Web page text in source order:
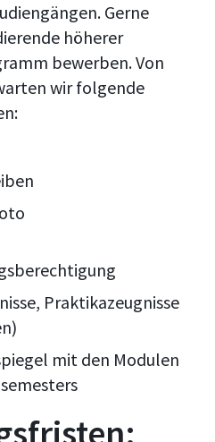
Gerne
höherer
bewerben. Von
wir folgende
Praktikazeugnisse
mit den Modulen